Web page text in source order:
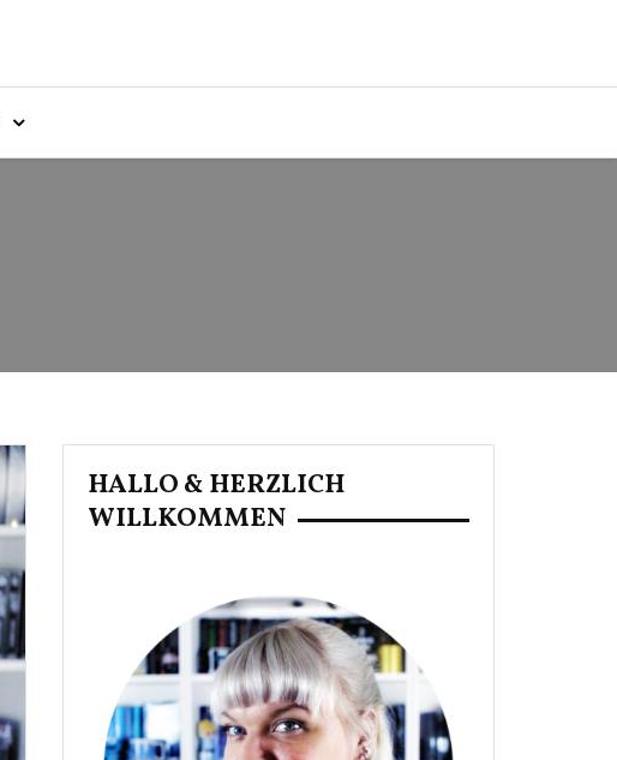
HALLO & HERZLICH
WILLKOMMEN